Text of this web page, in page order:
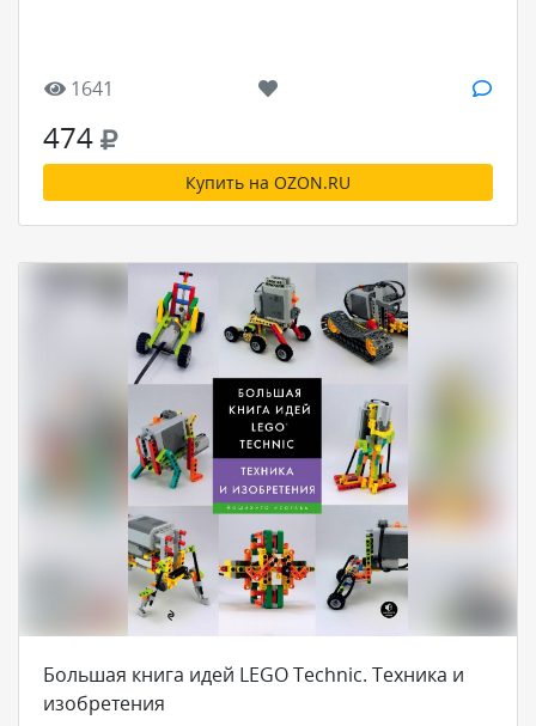
1641
474
Купить на OZON.RU
Большая книга идей LEGO Technic. Техника и
изобретения